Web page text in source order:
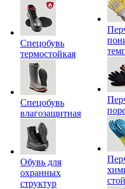
Спецобувь
термостойкая
Спецобувь
влагозащитная
Обувь для
охранных
структур